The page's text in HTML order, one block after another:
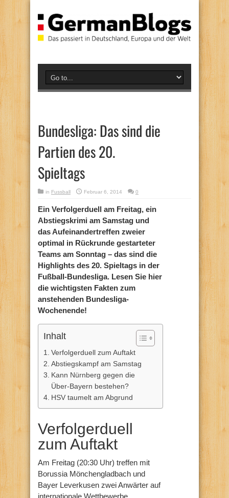
Bundesliga: Das sind die
Partien des 20.
Spieltags
in Fussball Februar 6, 2014 0
Ein Verfolgerduell am Freitag, ein
Abstiegskrimi am Samstag und
das Aufeinandertreffen zweier
optimal in Rückrunde gestarteter
Teams am Sonntag – das sind die
Highlights des 20. Spieltags in der
Fußball-Bundesliga. Lesen Sie hier
die wichtigsten Fakten zum
anstehenden Bundesliga-
Wochenende!
Inhalt
Verfolgerduell zum Auftakt
Abstiegskampf am Samstag
Kann Nürnberg gegen die
Über-Bayern bestehen?
HSV taumelt am Abgrund
Verfolgerduell
zum Auftakt
Am Freitag (20:30 Uhr) treffen mit
Borussia Mönchengladbach und
Bayer Leverkusen zwei Anwärter auf
internationale Wettbewerbe